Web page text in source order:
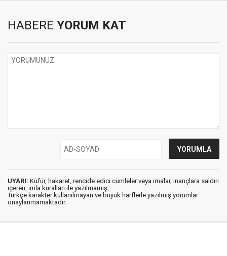
HABERE YORUM KAT
UYARI: Küfür, hakaret, rencide edici cümleler veya imalar, inançlara saldırı
içeren, imla kuralları ile yazılmamış,
Türkçe karakter kullanılmayan ve büyük harflerle yazılmış yorumlar
onaylanmamaktadır.